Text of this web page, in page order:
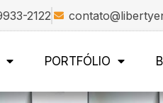
2122
PORTFÓLIO